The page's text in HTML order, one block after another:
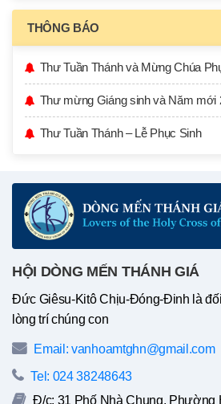
THÔNG BÁO
Thư Tuần Thánh và Mừng Chúa
Thư mừng Giáng sinh và Năm mới
Thư Tuần Thánh – Lễ Phục Sinh
HỘI DÒNG MẾN THÁNH GIÁ
Đức Giêsu-Kitô Chịu-Đóng-Đinh là
lòng trí chúng con
Email: vanhoamtghn@gmail.com
Tel: 024 38248643
Đ/c: 31 Phố Nhà Chung, Phường